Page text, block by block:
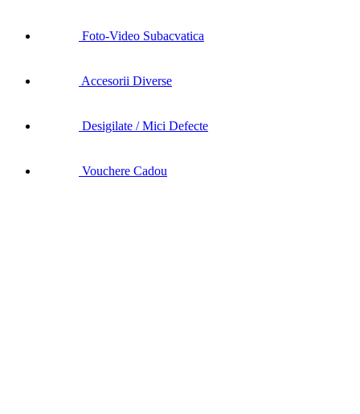
Foto-Video Subacvatica
Accesorii Diverse
Desigilate / Mici Defecte
Vouchere Cadou